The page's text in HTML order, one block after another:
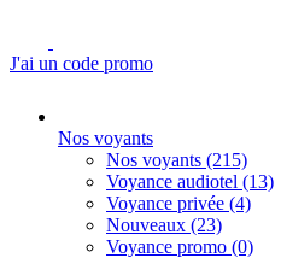
J'ai un code promo
Nos voyants
Nos voyants (215)
Voyance audiotel (13)
Voyance privée (4)
Nouveaux (23)
Voyance promo (0)